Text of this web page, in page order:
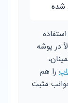
شده
در پوشه
را هم
مثبت